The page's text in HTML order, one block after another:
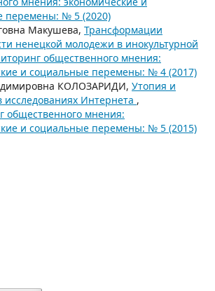
перемены: № 5 (2020)
Макушева, Трансформации
ненецкой молодежи в инокультурной
общественного мнения:
и социальные перемены: № 4 (2017)
КОЛОЗАРИДИ, Утопия и
исследованиях Интернета ,
общественного мнения:
и социальные перемены: № 5 (2015)